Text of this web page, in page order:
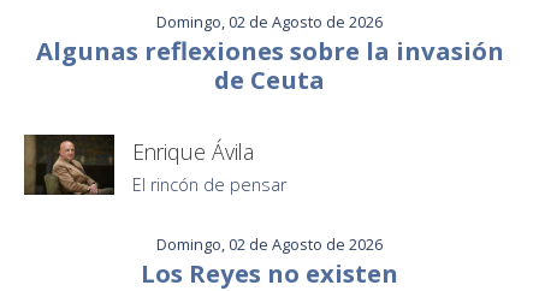
Domingo, 02 de Agosto de 2026
Algunas reflexiones sobre la invasión
de Ceuta
Enrique Ávila
El rincón de pensar
Domingo, 02 de Agosto de 2026
Los Reyes no existen